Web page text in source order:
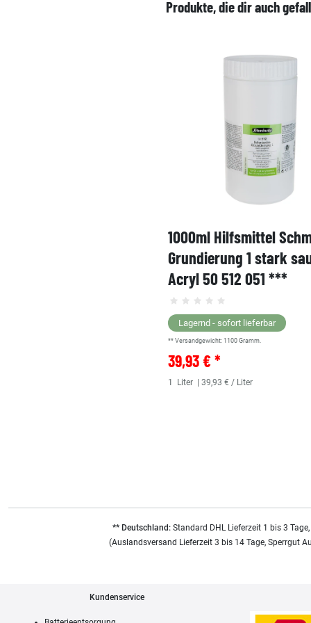
Produkte, die dir auch
1000ml Hilfsmittel
Grundierung 1 stark
Acryl 50 512 051 ***
Lagernd - sofort lieferbar
** Versandgewicht: 1100 Gramm.
39,93 € *
1 Liter | 39,93 € / Liter
** Deutschland:Standard DHL Lieferzeit 1 bis 3
(Auslandsversand Lieferzeit 3 bis 14 Tage, Sperrgut
Kundenservice